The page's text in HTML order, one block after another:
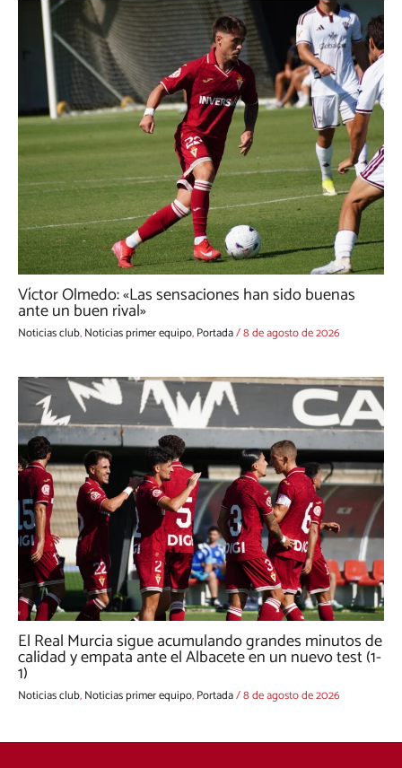
Víctor Olmedo: «Las sensaciones han sido buenas
ante un buen rival»
Noticias club,Noticias primer equipo,Portada/8 de agosto de 2026
El Real Murcia sigue acumulando grandes minutos de
calidad y empata ante el Albacete en un nuevo test (1-
1)
Noticias club,Noticias primer equipo,Portada/8 de agosto de 2026